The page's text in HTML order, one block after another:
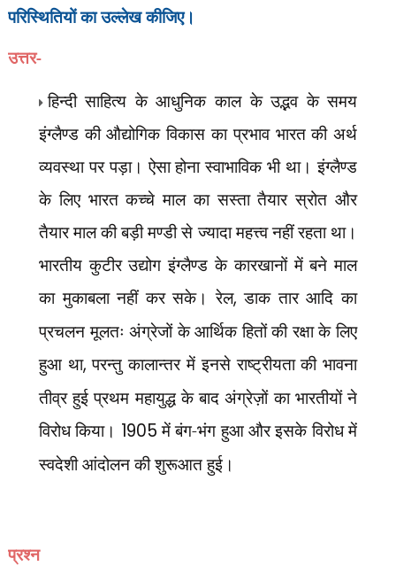
परिस्थितियों का उल्लेख कीजिए।
उत्तर-
हिन्दी साहित्य के आधुनिक काल के उद्भव के समय
इंग्लैण्ड की औद्योगिक विकास का प्रभाव भारत की अर्थ
व्यवस्था पर पड़ा। ऐसा होना स्वाभाविक भी था। इंग्लैण्ड
के लिए भारत कच्चे माल का सस्ता तैयार स्रोत और
तैयार माल की बड़ी मण्डी से ज्यादा महत्त्व नहीं रहता था।
भारतीय कुटीर उद्योग इंग्लैण्ड के कारखानों में बने माल
का मुकाबला नहीं कर सके। रेल,डाक तार आदि का
प्रचलन मूलतः अंग्रेजों के आर्थिक हितों की रक्षा के लिए
हुआ था,परन्तु कालान्तर में इनसे राष्ट्रीयता की भावना
तीव्र हुई प्रथम महायुद्ध के बाद अंग्रेज़ों का भारतीयों ने
विरोध किया। 1905 में बंग-भंग हुआ और इसके विरोध में
स्वदेशी आंदोलन की शुरूआत हुई।
प्रश्न